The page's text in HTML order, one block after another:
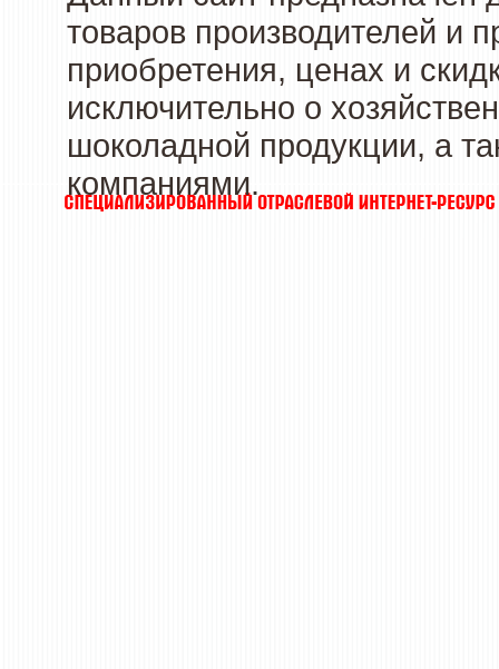
товаров производителей и
приобретения, ценах и
исключительно о
шоколадной продукции, а
компаниями.